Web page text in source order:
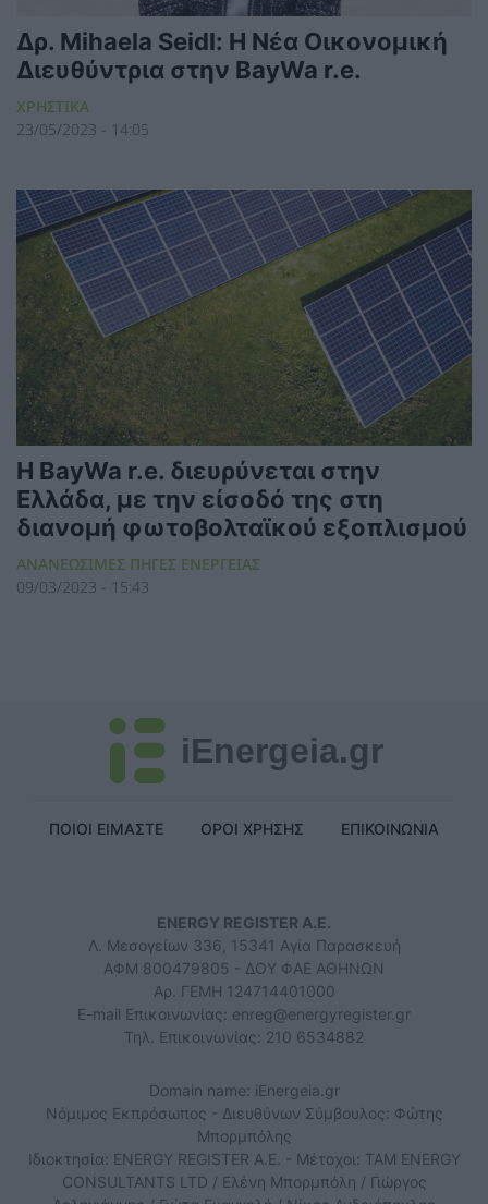
Δρ. Mihaela Seidl: Η Νέα Οικονομική
Διευθύντρια στην BayWa r.e.
ΧΡΗΣΤΙΚΑ
23/05/2023 - 14:05
Η BayWa r.e. διευρύνεται στην
Ελλάδα, με την είσοδό της στη
διανομή φωτοβολταϊκού εξοπλισμού
ΑΝΑΝΕΩΣΙΜΕΣ ΠΗΓΕΣ ΕΝΕΡΓΕΙΑΣ
09/03/2023 - 15:43
iEnergeia.gr
ΠΟΙΟΙ ΕΙΜΑΣΤΕ ΟΡΟΙ ΧΡΗΣΗΣ ΕΠΙΚΟΙΝΩΝΙΑ
ENERGY REGISTER Α.Ε.
Λ. Μεσογείων 336, 15341 Αγία Παρασκευή
ΑΦΜ 800479805 - ΔΟΥ ΦΑΕ ΑΘΗΝΩΝ
Αρ. ΓΕΜΗ 124714401000
E-mail Επικοινωνίας: enreg@energyregister.gr
Τηλ. Επικοινωνίας: 210 6534882
Domain name: iEnergeia.gr
Νόμιμος Εκπρόσωπος - Διευθύνων Σύμβουλος: Φώτης
Μπορμπόλης
Ιδιοκτησία: ENERGY REGISTER Α.Ε. - Μέτοχοι: TAM ENERGY
CONSULTANTS LTD / Ελένη Μπορμπόλη / Γιώργος